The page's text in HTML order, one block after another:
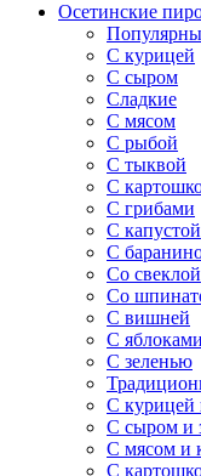
Осетинские
С курицей
С сыром
Сладкие
С мясом
С рыбой
С тыквой
С
С грибами
С капустой
C
Со свеклой
Со
С вишней
С яблоками
С зеленью
С курицей
С сыром и
С мясом и
С